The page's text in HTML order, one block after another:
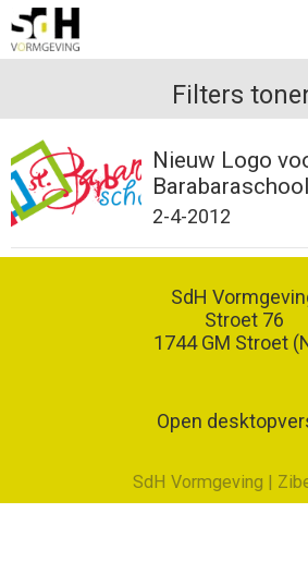
Offerte aanvragen bij SdH Vormgeving
Home Contact
Filters
Nieuw Logo
2-4-2012
SdH
Stroet 76
1744 GM Stroet
Open
SdH Vormgeving |